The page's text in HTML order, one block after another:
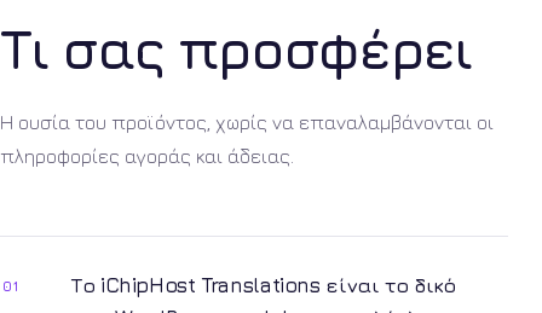
Τι σας προσφέρει
Η ουσία του προϊόντος, χωρίς να επαναλαμβάνονται οι
πληροφορίες αγοράς και άδειας.
01
Το iChipHost Translations είναι το δικό